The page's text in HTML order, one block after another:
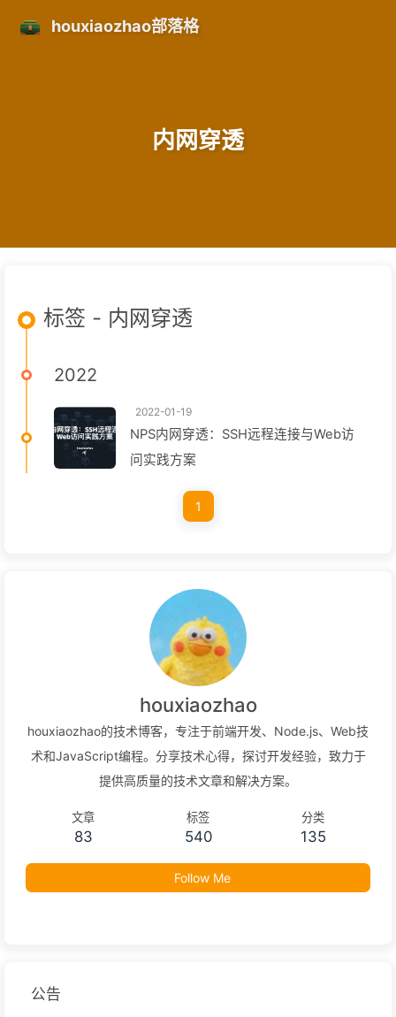
houxiaozhao部落格
内网穿透
标签 - 内网穿透
2022
2022-01-19
NPS内网穿透：SSH远程连接与Web访
问实践方案
1
houxiaozhao
houxiaozhao的技术博客，专注于前端开发、Node.js、Web技
术和JavaScript编程。分享技术心得，探讨开发经验，致力于
提供高质量的技术文章和解决方案。
文章
83
标签
540
分类
135
Follow Me
公告